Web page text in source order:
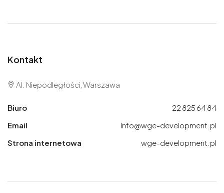
Kontakt
Al. Niepodległości, Warszawa
Biuro
22 825 64 84
Email
info@wge-development.pl
Strona internetowa
wge-development.pl